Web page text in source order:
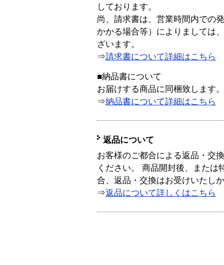
しております。
尚、請求書は、営業時間内での
かかる場合等）によりましては
ざいます。
⇒請求書について詳細はこちら
■納品書について
お届けする商品に同梱致します。
⇒納品書について詳細はこちら
返品について
お客様のご都合による返品・交
ください。 商品開封後、または
合、返品・交換はお受けいたし
⇒返品について詳しくはこちら